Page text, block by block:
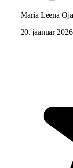
Maria Leena Oja
20. jaanuar 2026